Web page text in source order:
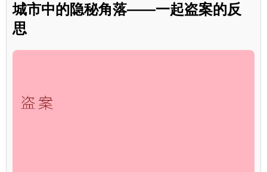
城市中的隐秘角落——一起盗案的反
思